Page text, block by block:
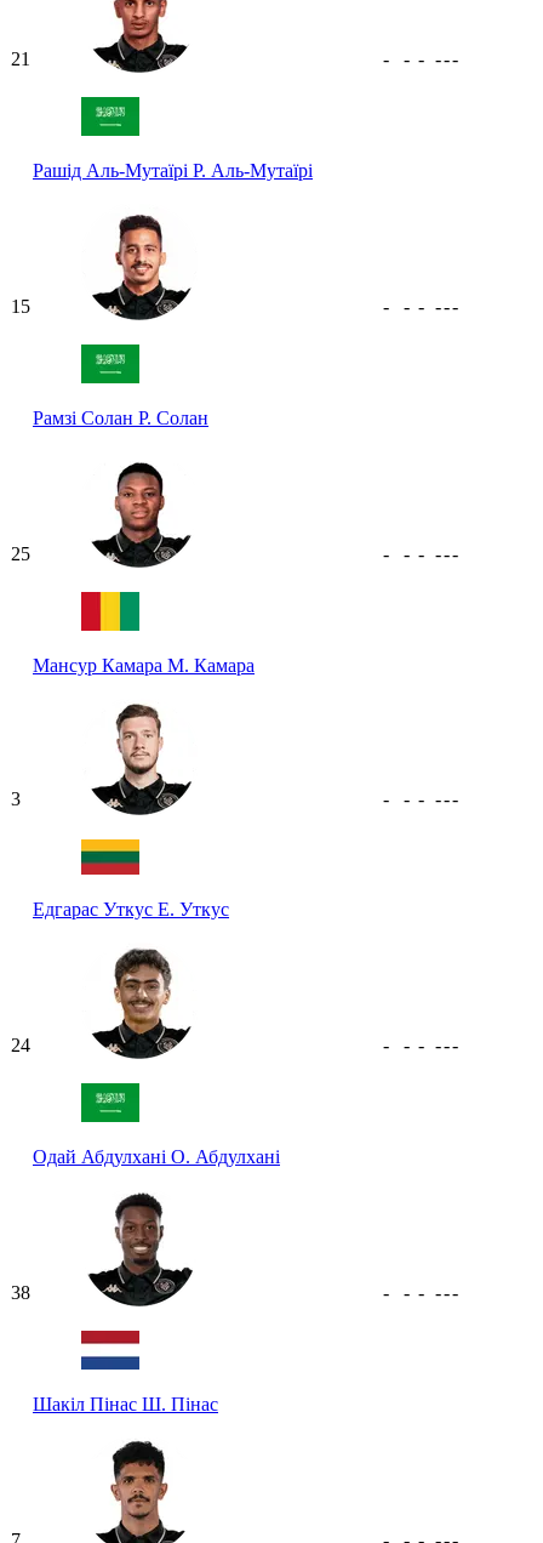
21
Рашід Аль-Мутаїрі Р. Аль-Мутаїрі
- - - ---
15
Рамзі Солан Р. Солан
- - - ---
25
Мансур Камара М. Камара
- - - ---
3
Едгарас Уткус Е. Уткус
- - - ---
24
Одай Абдулхані О. Абдулхані
- - - ---
38
Шакіл Пінас Ш. Пінас
- - - ---